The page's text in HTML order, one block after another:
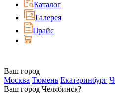
Каталог
Галерея
Прайс
Ваш город
Москва Тюмень Екатеринбург
Ваш город Челябинск?